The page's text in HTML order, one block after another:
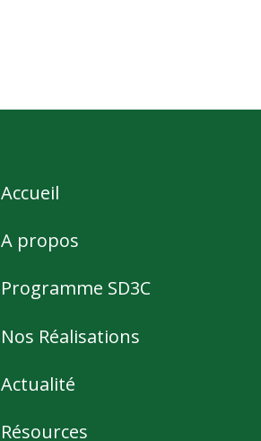
Accueil
A propos
Programme SD3C
Nos Réalisations
Actualité
Résources